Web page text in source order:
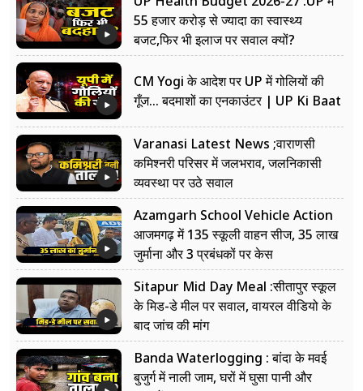
55 हजार करोड़ से ज्यादा का स्वास्थ्य
बजट,फिर भी इलाज पर सवाल क्यों?
CM Yogi के आदेश पर UP में गोलियों की
गूँज... बदमाशों का एनकाउंटर | UP Ki Baat
Varanasi Latest News ;वाराणसी
कमिश्नरी परिसर में जलभराव, जलनिकासी
व्यवस्था पर उठे सवाल
Azamgarh School Vehicle Action
आजमगढ़ में 135 स्कूली वाहन सीज, 35 लाख
जुर्माना और 3 प्रबंधकों पर केस
Sitapur Mid Day Meal :सीतापुर स्कूल
के मिड-डे मील पर सवाल, वायरल वीडियो के
बाद जांच की मांग
Banda Waterlogging : बांदा के मवई
बुजुर्ग में नाली जाम, घरों में घुसा पानी और